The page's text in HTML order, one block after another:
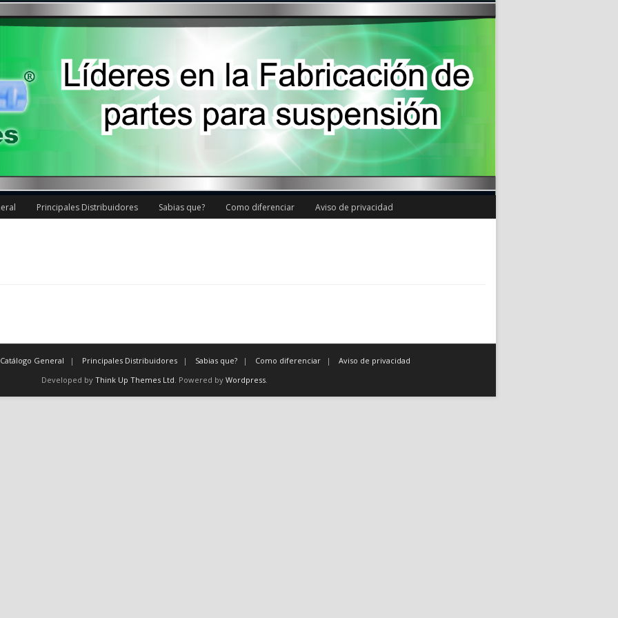
Principales Distribuidores Sabias que? Como diferenciar Aviso de privacidad
Catálogo General Principales Distribuidores Sabias que? Como diferenciar
Aviso de privacidad
Developed by Think Up Themes Ltd . Powered by Wordpress